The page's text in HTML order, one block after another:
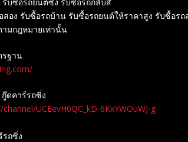
อง รับซื้อรถบ้าน รับซื้อรถยนต์ให้ราคาสูง รับซื้อร
ามกฎหมายเท่านั้น
รฐาน
ดคาร์รถซิ่ง
UCEevH0QC_kD-6KxYWOuWJ-g
ถซิ่ง